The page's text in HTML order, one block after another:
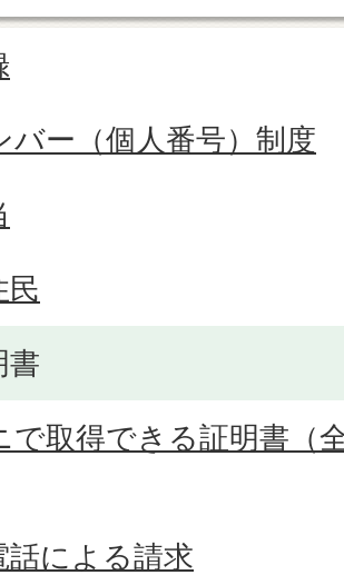
バー（個人番号）制度
民
書
で取得できる証明書（
話による請求